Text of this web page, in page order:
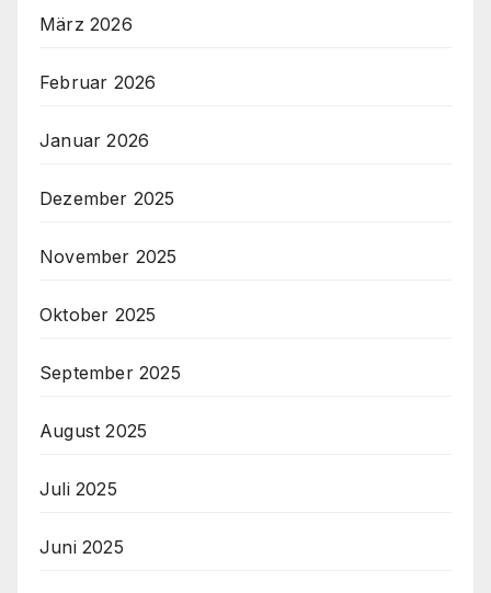
März 2026
Februar 2026
Januar 2026
Dezember 2025
November 2025
Oktober 2025
September 2025
August 2025
Juli 2025
Juni 2025